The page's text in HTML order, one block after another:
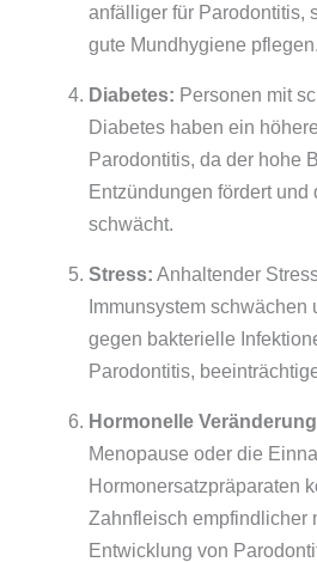
anfälliger für Parodontitis,
gute Mundhygiene pflegen.
Diabetes: Personen mit
Diabetes haben ein
Parodontitis, da der hohe
Entzündungen fördert und
schwächt.
Stress: Anhaltender
Immunsystem schwächen
gegen bakterielle
Parodontitis,
Hormonelle
Menopause oder die
Hormonersatzpräparaten
Zahnfleisch empfindlicher
Entwicklung von